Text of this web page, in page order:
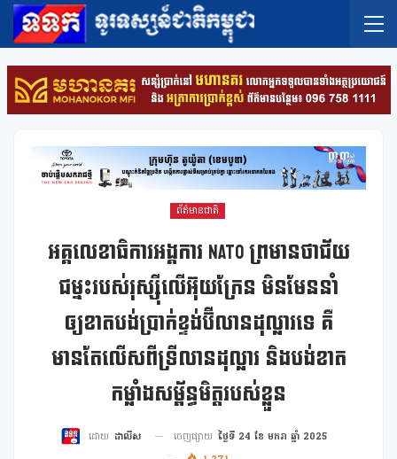
ព័ត៌មានជាតិ
អគ្គលេខាធិការអង្គការ NATO ព្រមានថាជ័យ
ជម្នះរបស់រុស្ស៊ីលើអ៊ុយក្រែន មិនមែននាំ
ឲ្យខាតបង់ប្រាក់ខ្ទង់ប៊ីលានដុល្លារទេ គឺ
មានតែលើសពីទ្រីលានដុល្លារ និងបង់ខាត
កម្លាំងសម្ព័ន្ធមិត្តរបស់ខ្លួន
ដោយ ដាលីស ចេញផ្សាយ ថ្ងៃទី 24 ខែ មករា ឆ្នាំ 2025